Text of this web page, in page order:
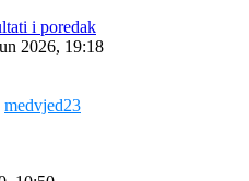
i poredak
2026, 19:18
medvjed23